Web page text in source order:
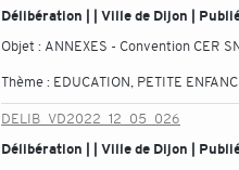
Délibération | | Ville de Dijon |
Objet : ANNEXES - Convention CER
Thème : EDUCATION, PETITE
DELIB_VD2022_12_05_026
Délibération | | Ville de Dijon |